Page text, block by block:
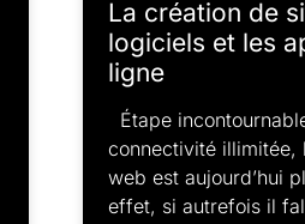
La création de
logiciels et les
ligne
Étape
connectivité illimitée,
web est aujourd’hui
effet, si autrefois il